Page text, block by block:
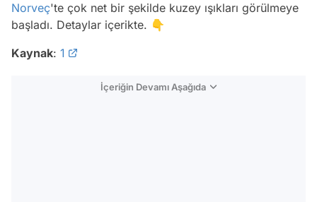
Norveç'te çok net bir şekilde kuzey ışıkları görülmeye
başladı. Detaylar içerikte. 👇
Kaynak: 1
İçeriğin Devamı Aşağıda